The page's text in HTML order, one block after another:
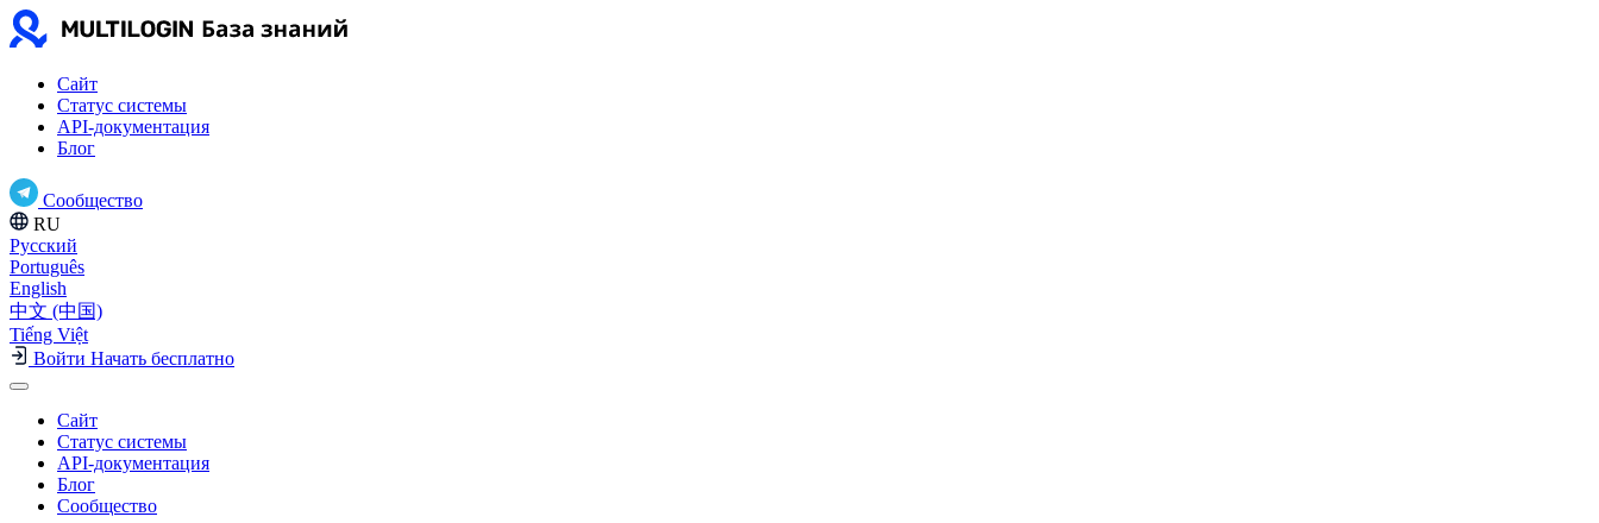
Сайт
Статус системы
API-документация
Блог
Сообщество
RU
Русский
Português
English
中文 (中国)
Tiếng Việt
Войти Начать бесплатно
Сайт
Статус системы
API-документация
Блог
Сообщество